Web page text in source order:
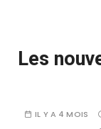
Les
IL Y A 4 MOIS